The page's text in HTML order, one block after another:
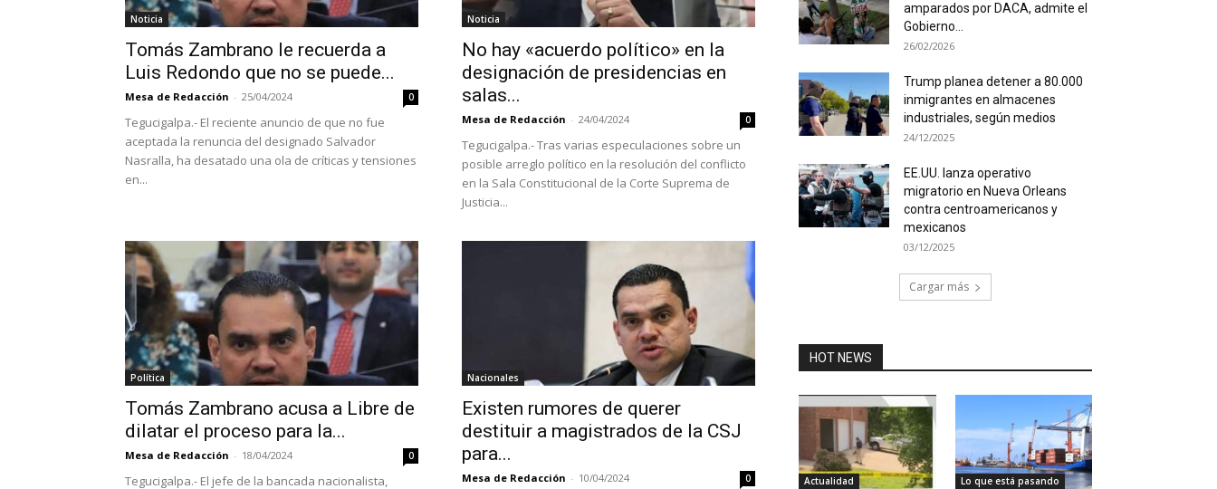
Noticia
Tomás Zambrano le recuerda a
Luis Redondo que no se puede...
Mesa de Redacción - 25/04/2024 0
Tegucigalpa.- El reciente anuncio de que no fue
aceptada la renuncia del designado Salvador
Nasralla, ha desatado una ola de críticas y tensiones
en...
Noticia
No hay «acuerdo político» en la
designación de presidencias en
salas...
Mesa de Redacción - 24/04/2024 0
Tegucigalpa.- Tras varias especulaciones sobre un
posible arreglo político en la resolución del conflicto
en la Sala Constitucional de la Corte Suprema de
Justicia...
Política
Tomás Zambrano acusa a Libre de
dilatar el proceso para la...
Mesa de Redacción - 18/04/2024 0
Tegucigalpa.- El jefe de la bancada nacionalista,
Nacionales
Existen rumores de querer
destituir a magistrados de la CSJ
para...
Mesa de Redacción - 10/04/2024 0
amparados por DACA, admite el
Gobierno...
26/02/2026
Trump planea detener a 80.000
inmigrantes en almacenes
industriales, según medios
24/12/2025
EE.UU. lanza operativo
migratorio en Nueva Orleans
contra centroamericanos y
mexicanos
03/12/2025
Cargar más
HOT NEWS
Actualidad Lo que está pasando